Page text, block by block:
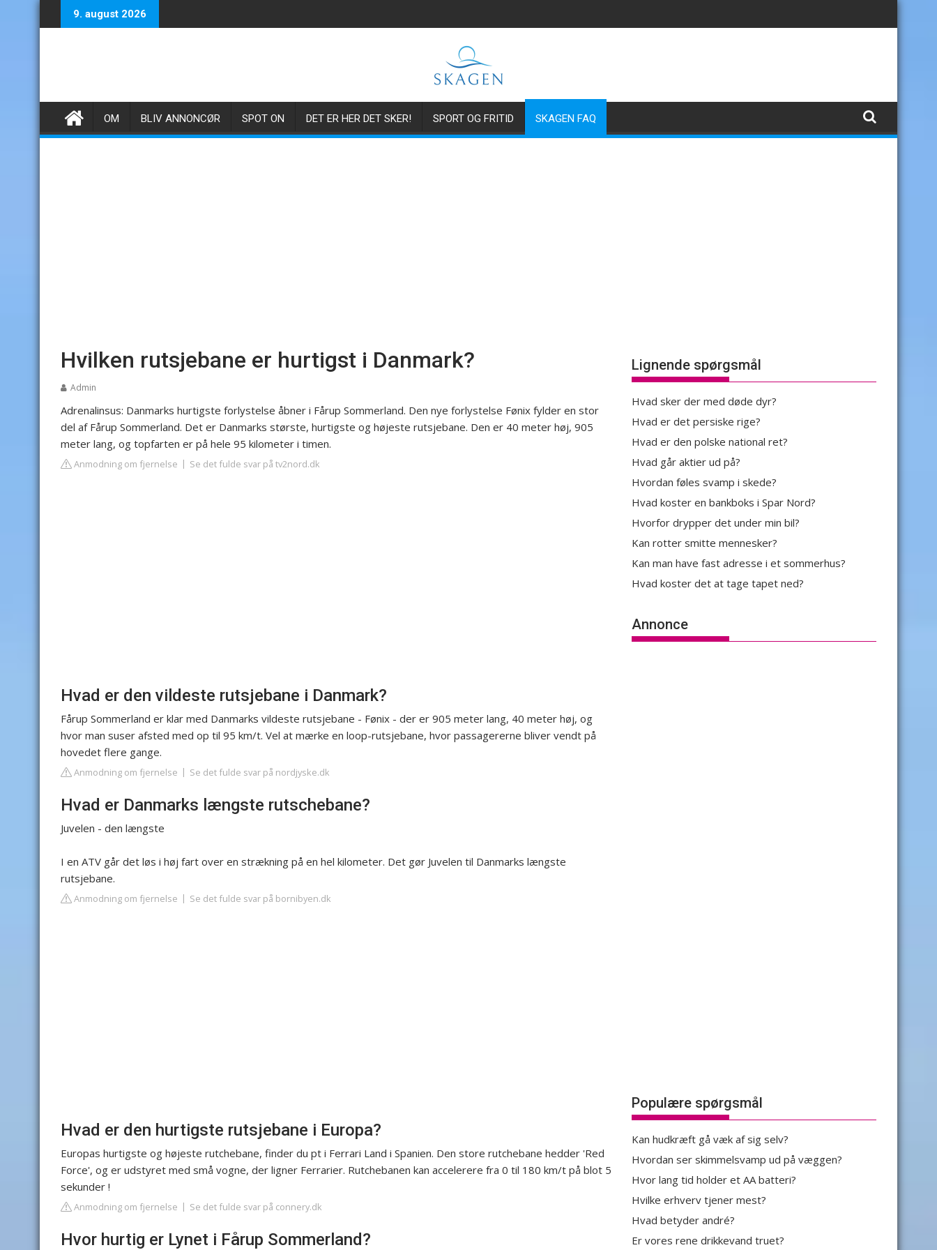
to
9. august 2026
OM BLIV ANNONCØR SPOT ON DET ER HER DET SKER! SPORT OG FRITID SKAGEN FAQ
Hvilken rutsjebane er hurtigst i Danmark?
Admin
Adrenalinsus: Danmarks hurtigste forlystelse åbner i Fårup Sommerland. Den nye forlystelse Fønix fylder en stor
del af Fårup Sommerland. Det er Danmarks største, hurtigste og højeste rutsjebane. Den er 40 meter høj, 905
meter lang, og topfarten er på hele 95 kilometer i timen.
Anmodning om fjernelse Se det fulde svar på tv2nord.dk
Hvad er den vildeste rutsjebane i Danmark?
Fårup Sommerland er klar med Danmarks vildeste rutsjebane - Fønix - der er 905 meter lang, 40 meter høj, og
hvor man suser afsted med op til 95 km/t. Vel at mærke en loop-rutsjebane, hvor passagererne bliver vendt på
hovedet flere gange.
Anmodning om fjernelse Se det fulde svar på nordjyske.dk
Hvad er Danmarks længste rutschebane?
Juvelen - den længste
I en ATV går det løs i høj fart over en strækning på en hel kilometer. Det gør Juvelen til Danmarks længste
rutsjebane.
Anmodning om fjernelse Se det fulde svar på bornibyen.dk
Hvad er den hurtigste rutsjebane i Europa?
Europas hurtigste og højeste rutchebane, finder du pt i Ferrari Land i Spanien. Den store rutchebane hedder 'Red
Force', og er udstyret med små vogne, der ligner Ferrarier. Rutchebanen kan accelerere fra 0 til 180 km/t på blot 5
sekunder !
Anmodning om fjernelse Se det fulde svar på connery.dk
Hvor hurtig er Lynet i Fårup Sommerland?
Lignende spørgsmål
Hvad sker der med døde dyr?
Hvad er det persiske rige?
Hvad er den polske national ret?
Hvad går aktier ud på?
Hvordan føles svamp i skede?
Hvad koster en bankboks i Spar Nord?
Hvorfor drypper det under min bil?
Kan rotter smitte mennesker?
Kan man have fast adresse i et sommerhus?
Hvad koster det at tage tapet ned?
Annonce
Populære spørgsmål
Kan hudkræft gå væk af sig selv?
Hvordan ser skimmelsvamp ud på væggen?
Hvor lang tid holder et AA batteri?
Hvilke erhverv tjener mest?
Hvad betyder andré?
Er vores rene drikkevand truet?